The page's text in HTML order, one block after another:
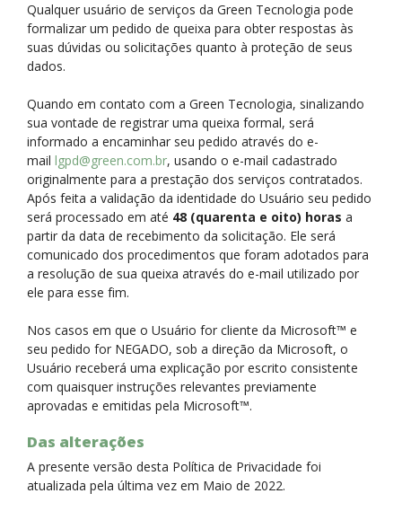
Qualquer usuário de serviços da Green Tecnologia pode
formalizar um pedido de queixa para obter respostas às
suas dúvidas ou solicitações quanto à proteção de seus
dados.
Quando em contato com a Green Tecnologia, sinalizando
sua vontade de registrar uma queixa formal, será
informado a encaminhar seu pedido através do e-
mail lgpd@green.com.br, usando o e-mail cadastrado
originalmente para a prestação dos serviços contratados.
Após feita a validação da identidade do Usuário seu pedido
será processado em até 48 (quarenta e oito) horas a
partir da data de recebimento da solicitação. Ele será
comunicado dos procedimentos que foram adotados para
a resolução de sua queixa através do e-mail utilizado por
ele para esse fim.
Nos casos em que o Usuário for cliente da Microsoft™ e
seu pedido for NEGADO, sob a direção da Microsoft, o
Usuário receberá uma explicação por escrito consistente
com quaisquer instruções relevantes previamente
aprovadas e emitidas pela Microsoft™.
Das alterações
A presente versão desta Política de Privacidade foi
atualizada pela última vez em Maio de 2022.